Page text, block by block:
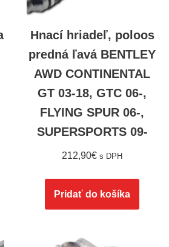
Hnací hriadeľ, poloos
predná ľavá BENTLEY
AWD CONTINENTAL
GT 03-18, GTC 06-,
FLYING SPUR 06-,
SUPERSPORTS 09-
212,90€ s DPH
Pridať do košíka